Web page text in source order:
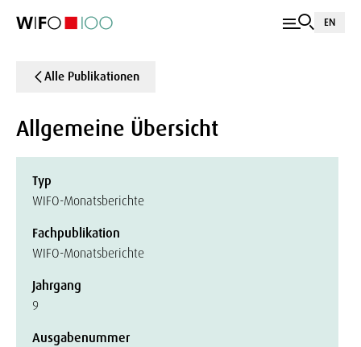
EN
Alle Publikationen
Allgemeine Übersicht
Typ
WIFO-Monatsberichte
Fachpublikation
WIFO-Monatsberichte
Jahrgang
9
Ausgabenummer